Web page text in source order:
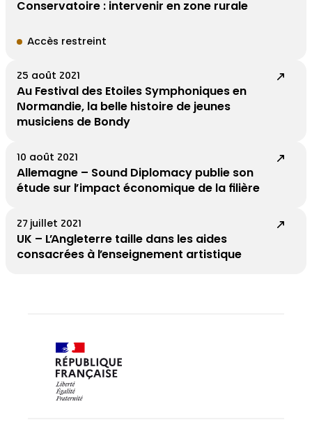
Conservatoire : intervenir en zone rurale
Accès restreint
25 août 2021
Au Festival des Etoiles Symphoniques en
Normandie, la belle histoire de jeunes
musiciens de Bondy
10 août 2021
Allemagne – Sound Diplomacy publie son
étude sur l’impact économique de la filière
27 juillet 2021
UK – L’Angleterre taille dans les aides
consacrées à l’enseignement artistique